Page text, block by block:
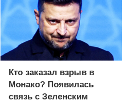
Кто заказал взрыв в
Монако? Появилась
связь с Зеленским